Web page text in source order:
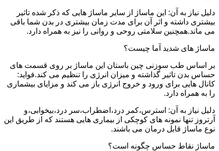
دلیل نیاز به آن: این ماساژ از سایر ماساژ هایی که ذکر شده تاثیر
بیشتری داشته و اثر آن برای مدت زمان بیشتری در بدن شما باقی
می ماند.همچنین سلامتی روحی و روانی را نیز به همراه دارد.
ماساژ های شدید آما چیست؟
بر اساس طب سوزنی چین باستان این ماساژ بر روی قسمت های
حساس بدن تاثیر گذاشته و میزان انرژی را تنظیم می کند.فواید:
کانال هایی برای ورود و خروج انرژی باز می کند و مزایای بیشماری
را به همراه دارد.
دلیل نیاز به آن: استرس،کمر درد،اضطراب،سر درد،بیخوابی،و
آرتروز تنها نمونه های کوچکی از بیماری هایی هستند که از طریق این
نوع ماساژ قابل درمان می باشند.
ماساژ نقاط حساس چگونه است؟